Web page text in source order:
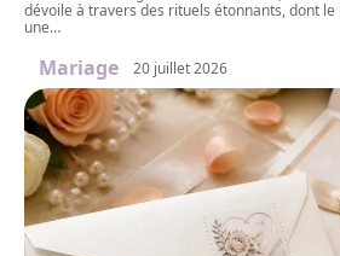
dévoile à travers des rituels étonnants, dont
une…
Mariage 20 juillet 2026